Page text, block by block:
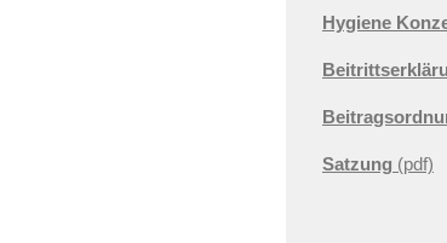
Hygiene
Satzung (pdf)